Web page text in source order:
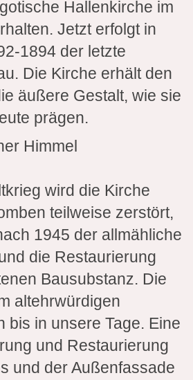
Hallenkirche im
Jetzt erfolgt in
1894 der letzte
Die Kirche erhält den
äußere Gestalt, wie sie
prägen.
wird die Kirche
teilweise zerstört,
1945 der allmähliche
die Restaurierung
Bausubstanz. Die
altehrwürdigen
bis in unsere Tage. Eine
und Restaurierung
und der Außenfassade